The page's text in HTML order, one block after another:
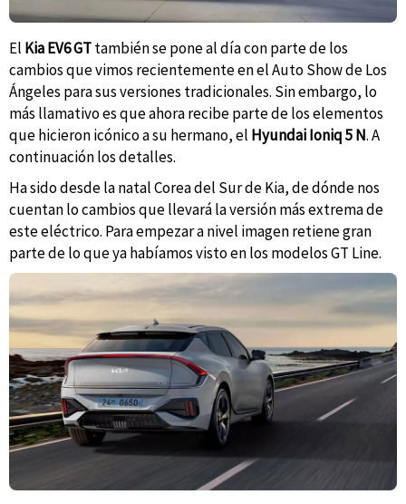
El Kia EV6 GTtambién se pone al día con parte de los
cambios que vimos recientemente en el Auto Show de Los
Ángeles para sus versiones tradicionales. Sin embargo, lo
más llamativo es que ahora recibe parte de los elementos
que hicieron icónico a su hermano, el Hyundai Ioniq 5 N. A
continuación los detalles.
Ha sido desde la natal Corea del Sur de Kia, de dónde nos
cuentan lo cambios que llevará la versión más extrema de
este eléctrico. Para empezar a nivel imagen retiene gran
parte de lo que ya habíamos visto en los modelos GT Line.